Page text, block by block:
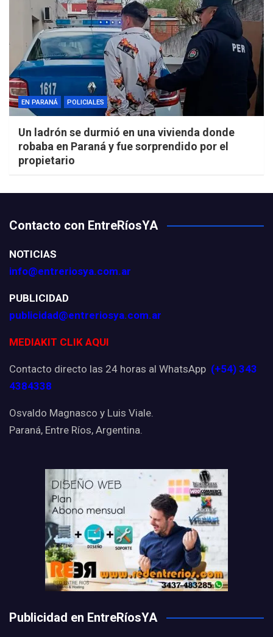
EN PARANÁ POLICIALES
Un ladrón se durmió en una vivienda donde
robaba en Paraná y fue sorprendido por el
propietario
Contacto con EntreRíosYA
NOTICIAS
info@entreriosya.com.ar
PUBLICIDAD
publicidad@entreriosya.com.ar
MEDIAKIT CLIK AQUI
Contacto directo las 24 horas al WhatsApp (+54) 343
4384338
Osvaldo Magnasco y Luis Viale.
Paraná, Entre Ríos, Argentina.
Publicidad en EntreRíosYA